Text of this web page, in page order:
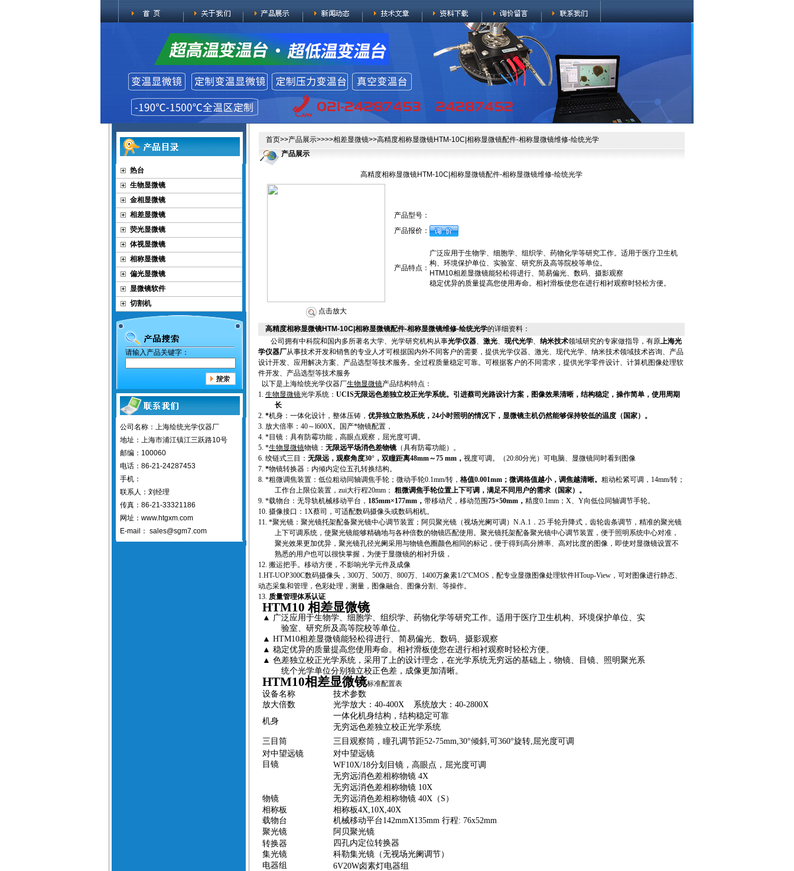
热台
生物显微镜
金相显微镜
相差显微镜
荧光显微镜
体视显微镜
相称显微镜
偏光显微镜
显微镜软件
切割机
请输入产品关键字：
公司名称：上海绘统光学仪器厂
地址：上海市浦江镇江三跃路10号
邮编：100060
电话：86-21-24287453
手机：
联系人：刘经理
传真：86-21-33321186
网址：www.htgxm.com
E-mail： sales@sgm7.com
首页>>产品展示>>>>相差显微镜>>高精度相称显微镜HTM-10C|相称显微镜配件-相称显微镜维修-绘统光学
产品展示
高精度相称显微镜HTM-10C|相称显微镜配件-相称显微镜维修-绘统光学
点击放大
产品型号：
产品报价：
产品特点：
广泛应用于生物学、细胞学、组织学、药物化学等研究工作。适用于医疗卫生机
构、环境保护单位、实验室、研究所及高等院校等单位。
HTM10相差显微镜能轻松得进行、简易偏光、数码、摄影观察
稳定优异的质量提高您使用寿命。相衬滑板使您在进行相衬观察时轻松方便。
高精度相称显微镜HTM-10C|相称显微镜配件-相称显微镜维修-绘统光学的详细资料：
公司拥有中科院和国内多所著名大学、光学研究机构从事光学仪器、 激光、 现代光学、 纳米技术领域研究的专家做指导，有原上海光
学仪器厂从事技术开发和销售的专业人才可根据国内外不同客户的需要，提供光学仪器、激光、现代光学、纳米技术领域技术咨询、产品
设计开发、应用解决方案、产品选型等技术服务。全过程质量稳定可靠。可根据客户的不同 需求 ，提供光学零件设计、计算机图像处理软
件开发、产品选型等技术服务
以下是上海绘统光学仪器厂生物显微镜产品结构特点：
1. 生物显微镜光学系统： UCIS无限远色差独立校正光学系统。引进蔡司光路设计方案， 图像效果清晰，结构稳定，操作简单，使用周期
长
2. *机身：一体化设计，整体压铸， 优异独立散热系统，24小时照明的情况下，显微镜主机仍然能够保持较低的温度（国家）。
3. 放大倍率：40～l600X。
国产*物镜配置，
4. *目镜：具有防霉功能，高眼点观察，屈光度可调。
5. *生物显微镜物镜： 无限远平场消色差物镜 （具有防霉功能）。
6. 绞链式三目： 无限远，观察角度30°，双瞳距离48mm～75 mm， 视度可调。
（20:80分光）可电脑、显微镜同时看到图像
7. *物镜转换器：内倾内定位五孔转换结构。
8. *粗微调焦装置：低位粗动同轴调焦手轮；微动手轮0.1mm/转， 格值0.001mm；微调格值越小，调焦越清晰。 粗动松紧可调，14mm/转；
工作台上限位装置，zui大行程20mm； 粗微调焦手轮位置上下可调，满足不同用户的需求（国家）。
9. *载物台：无导轨机械移动平台， 185mm×177mm， 带移动尺，移动范围75×50mm， 精度0.1mm；X、Y向低位同轴调节手轮。
10. 摄像接口：1X蔡司 ，可适配数码摄像头或数码相机。
11. *聚光镜：聚光镜托架配备聚光镜中心调节装置；阿贝聚光镜（视场光阑可调）N.A.1．25 手轮升降式，齿轮齿条调节，精准的聚光镜
上下可调系统，使聚光镜能够精确地与各种倍数的物镜匹配使用。聚光镜托架配备聚光镜中心调节装置，便于照明系统中心对准，
聚光效果更加优异，聚光镜孔径光阑采用与物镜色圈颜色相同的标记，便于得到高分辨率、高对比度的图像，即使对显微镜设置不
熟悉的用户也可以很快掌握，为便于显微镜的相衬升级，
12. 搬运把手。 移动方便，不影响光学元件及成像
1.HT-UOP300C数码摄像头， 300万、500万、800万、1400万象素1/2''CMOS，配专业显微图像处理软件HToup-View，可对图像进行静态、
动态采集和管理， 色彩处理，测量 ，图像融合、图像分割、 等操作。
13. 质量管理体系认证
HTM10相差显微镜
▲ 广泛应用于生物学、细胞学、组织学、药物化学等研究工作。适用于医疗卫生机构、环境保护单位、实
验室、研究所及高等院校等单位。
▲HTM10相差显微镜能轻松得进行、简易偏光、数码、摄影观察
▲稳定优异的质量提高您使用寿命。相衬滑板使您在进行相衬观察时轻松方便。
▲色差独立校正光学系统，采用了上的设计理念，在光学系统无穷远的基础上，物镜、目镜、照明聚光系
统个光学单位分别独立校正色差，成像更加清晰。
HTM10相差显微镜标准配置表
设备名称
技术参数
放大倍数
光学放大：40-400X 系统放大：40-2800X
机身
一体化机身结构，结构稳定可靠
无穷远色差独立校正光学系统
三目筒
三目观察筒，瞳孔调节距52-75mm,30°倾斜,可360°旋转,屈光度可调
对中望远镜
对中望远镜
目镜
WF10X/18分划目镜，高眼点，屈光度可调
物镜
无穷远消色差相称物镜4X
无穷远消色差相称物镜 10X
无穷远消色差相称物镜40X（S）
相称板
相称板4X,10X,40X
载物台
机械移动平台142mmX135mm行程: 76x52mm
聚光镜
阿贝聚光镜
转换器
四孔内定位转换器
集光镜
科勒集光镜（无视场光阑调节）
电器组
6V20W卤素灯电器组